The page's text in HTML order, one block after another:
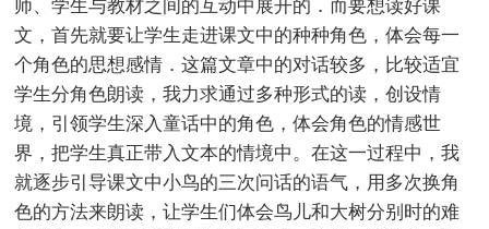
师、学生与教材之间的互动中展开的．而要想读好课
文，首先就要让学生走进课文中的种种角色，体会每一
个角色的思想感情．这篇文章中的对话较多，比较适宜
学生分角色朗读，我力求通过多种形式的读，创设情
境，引领学生深入童话中的角色，体会角色的情感世
界，把学生真正带入文本的情境中。在这一过程中，我
就逐步引导课文中小鸟的三次问话的语气，用多次换角
色的方法来朗读，让学生们体会鸟儿和大树分别时的难